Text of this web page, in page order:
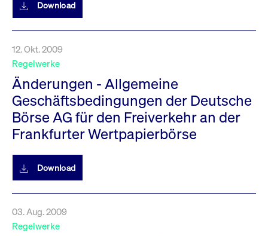
Download
12. Okt. 2009
Regelwerke
Änderungen - Allgemeine
Geschäftsbedingungen der Deutsche
Börse AG für den Freiverkehr an der
Frankfurter Wertpapierbörse
Download
03. Aug. 2009
Regelwerke